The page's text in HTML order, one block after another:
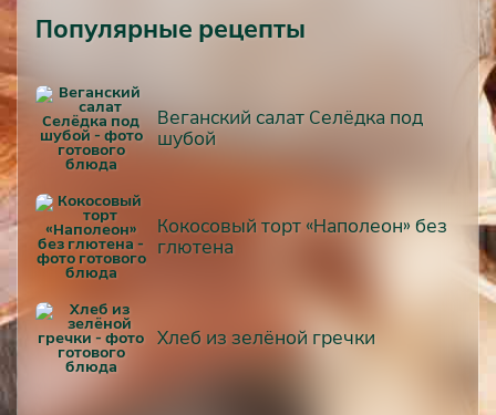
Популярные рецепты
Веганский салат Селёдка под
шубой
Кокосовый торт «Наполеон» без
глютена
Хлеб из зелёной гречки